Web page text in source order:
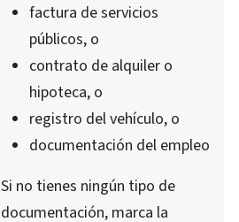
factura de servicios
públicos, o
contrato de alquiler o
hipoteca, o
registro del vehículo, o
documentación del empleo
Si no tienes ningún tipo de
documentación, marca la